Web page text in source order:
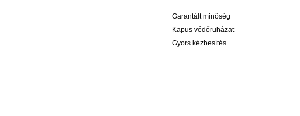
Garantált minőség
Kapus védőruházat
Gyors kézbesítés